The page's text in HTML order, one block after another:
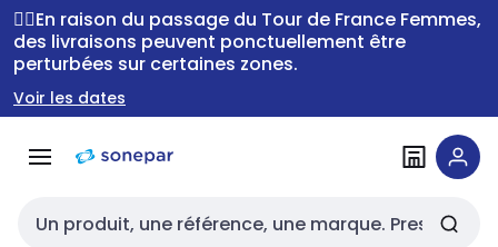
Passer à la
navigation
Passer
au
contenu
🚴‍♂️En raison du passage du Tour de France Femmes,
des livraisons peuvent ponctuellement être
perturbées sur certaines zones.
Voir les dates
Entrée de recherche